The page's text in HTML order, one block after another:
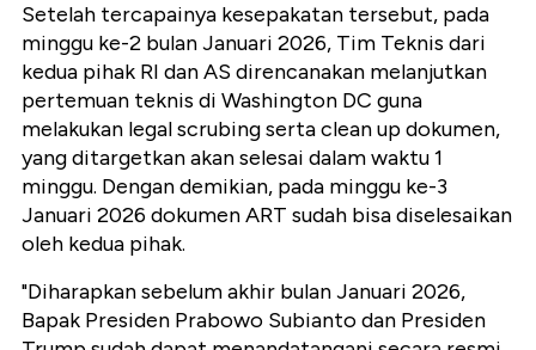
Setelah tercapainya kesepakatan tersebut, pada
minggu ke-2 bulan Januari 2026, Tim Teknis dari
kedua pihak RI dan AS direncanakan melanjutkan
pertemuan teknis di Washington DC guna
melakukan legal scrubing serta clean up dokumen,
yang ditargetkan akan selesai dalam waktu 1
minggu. Dengan demikian, pada minggu ke-3
Januari 2026 dokumen ART sudah bisa diselesaikan
oleh kedua pihak.
"Diharapkan sebelum akhir bulan Januari 2026,
Bapak Presiden Prabowo Subianto dan Presiden